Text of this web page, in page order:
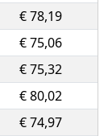
€ 78,19
€ 75,06
€ 75,32
€ 80,02
€ 74,97